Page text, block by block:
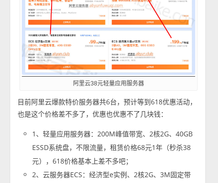
阿里云38元轻量应用服务器
目前阿里云爆款特价服务器共6台，预计等到618优惠活动，
也是这个价格差不多了，优惠也优惠不了几块钱：
1、轻量应用服务器：200M峰值带宽、2核2G、40GB
ESSD系统盘，不限流量，租赁价格68元1年（秒杀38
元），618价格基本上差不多吧；
2、云服务器ECS：经济型e实例、2核2G、3M固定带